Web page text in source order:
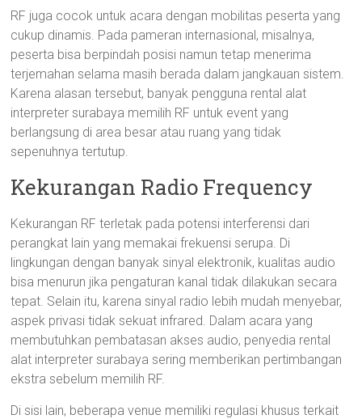
RF juga cocok untuk acara dengan mobilitas peserta yang
cukup dinamis. Pada pameran internasional, misalnya,
peserta bisa berpindah posisi namun tetap menerima
terjemahan selama masih berada dalam jangkauan sistem.
Karena alasan tersebut, banyak pengguna rental alat
interpreter surabaya memilih RF untuk event yang
berlangsung di area besar atau ruang yang tidak
sepenuhnya tertutup.
Kekurangan Radio Frequency
Kekurangan RF terletak pada potensi interferensi dari
perangkat lain yang memakai frekuensi serupa. Di
lingkungan dengan banyak sinyal elektronik, kualitas audio
bisa menurun jika pengaturan kanal tidak dilakukan secara
tepat. Selain itu, karena sinyal radio lebih mudah menyebar,
aspek privasi tidak sekuat infrared. Dalam acara yang
membutuhkan pembatasan akses audio, penyedia rental
alat interpreter surabaya sering memberikan pertimbangan
ekstra sebelum memilih RF.
Di sisi lain, beberapa venue memiliki regulasi khusus terkait